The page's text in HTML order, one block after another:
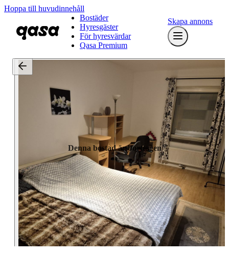
Hoppa till huvudinnehåll
Bostäder
Hyresgäster
För hyresvärdar
Qasa Premium
Skapa annons
Denna bostad är borttagen